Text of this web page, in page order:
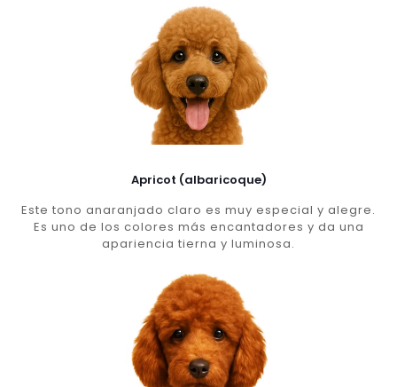
Apricot (albaricoque)
Este tono anaranjado claro es muy especial y alegre.
Es uno de los colores más encantadores y da una
apariencia tierna y luminosa.